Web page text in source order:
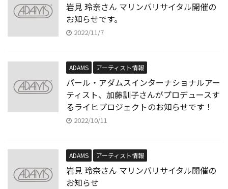
岩見 玲奈さん マリンバリサイタル開催の
お知らせです。
2022/11/7
ADAMS アーティスト情報
パール・アダムスインターナショナルアー
ティスト、加藤訓子さんがプロデュースす
るライヒプロジェクトのお知らせです！
2022/10/11
ADAMS アーティスト情報
岩見 玲奈さん マリンバリサイタル開催の
お知らせ